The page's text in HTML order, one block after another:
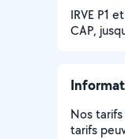
IRVE P1
CAP,
Nos
tarifs